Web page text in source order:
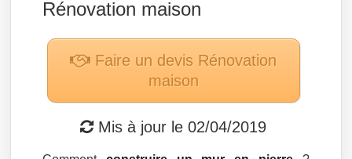
Rénovation maison
Faire un devis Rénovation
maison
Mis à jour le02/04/2019